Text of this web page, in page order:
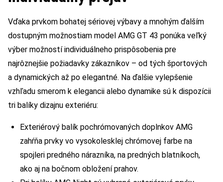
Vďaka prvkom bohatej sériovej výbavy a mnohým ďalším
dostupným možnostiam model AMG GT 43 ponúka veľký
výber možností individuálneho prispôsobenia pre
najrôznejšie požiadavky zákazníkov – od tých športových
a dynamických až po elegantné. Na ďalšie vylepšenie
vzhľadu smerom k elegancii alebo dynamike sú k dispozícii
tri balíky dizajnu exteriéru:
Exteriérový balík pochrómovaných doplnkov AMG
zahŕňa prvky vo vysokolesklej chrómovej farbe na
spojleri predného nárazníka, na predných blatníkoch,
ako aj na bočnom obložení prahov.